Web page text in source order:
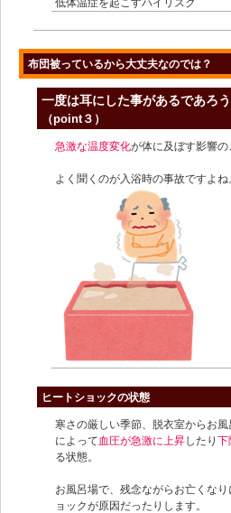
布団被っているから大丈夫なのでは？
一度は耳にした事があるであろう
（point３）
急激な温度変化が体に及ぼす影響の
よく聞くのが入浴時の事故ですよね
ヒートショックの状態
寒さの厳しい季節、脱衣室からお
によって血圧が急激に上昇したり 下
る状態。
お風呂場で、残念ながらお亡くな
ョックが原因だったりします。